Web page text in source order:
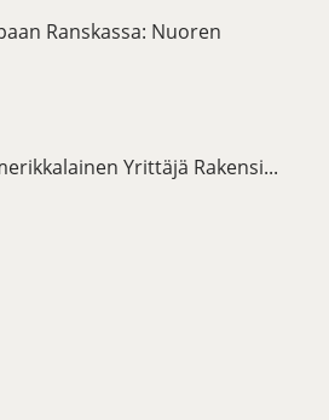
Ranskassa: Nuoren
Yrittäjä Rakensi...